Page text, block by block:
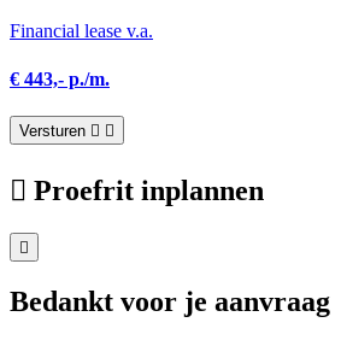
Financial lease v.a.
€ 443,- p./m.
Versturen
Proefrit inplannen
Bedankt voor je aanvraag